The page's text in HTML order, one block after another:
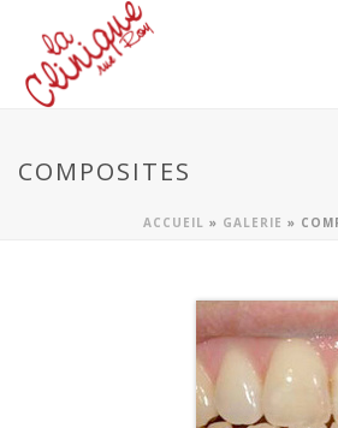
COMPOSITES
ACCUEIL » GALERIE »